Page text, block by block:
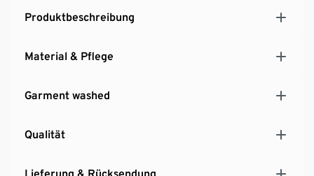
Produktbeschreibung
Material & Pflege
Garment washed
Qualität